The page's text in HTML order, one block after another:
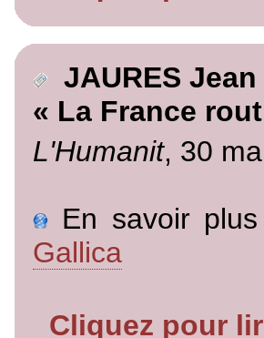
JAURES Jean
« La France
L'Humanit, 30
En savoir
Gallica
Cliquez pour